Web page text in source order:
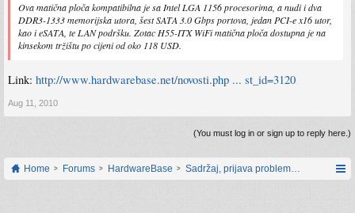
Ova matična ploča kompatibilna je sa Intel LGA 1156 procesorima, a nudi i dva
DDR3-1333 memorijska utora, šest SATA 3.0 Gbps portova, jedan PCI-e x16 utor,
kao i eSATA, te LAN podršku. Zotac H55-ITX WiFi matična ploča dostupna je na
kinsekom tržištu po cijeni od oko 118 USD.
Link: http://www.hardwarebase.net/novosti.php ... st_id=3120
Aug 11, 2010
(You must log in or sign up to reply here.)
Home Forums HardwareBase Sadržaj, prijava problema i prijedlozi